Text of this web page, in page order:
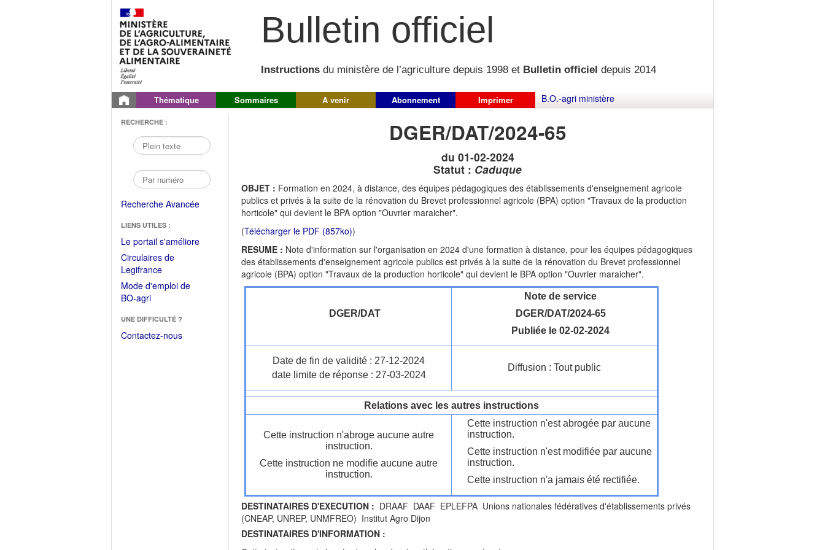
Bulletin officiel
Instructions du ministère de l’agriculture depuis 1998 et Bulletin officiel depuis 2014
Thématique Sommaires A venir Abonnement Imprimer B.O.-agri ministère
RECHERCHE :
Recherche Avancée
LIENS UTILES :
Le portail s'améliore(Fichier
Circulaires de
Legifrance(Ouvrir
dans
une
fenêtre)
Mode d'emploi de
BO-agri(Ouvrir
une
nouvelle
UNE DIFFICULTÉ ?
Contactez-nous
DGER/DAT/2024-65
du 01-02-2024
Statut : Caduque
OBJET : Formation en 2024, à distance, des équipes pédagogiques des établissements d'enseignement agricole
publics et privés à la suite de la rénovation du Brevet professionnel agricole (BPA) option "Travaux de la production
horticole" qui devient le BPA option "Ouvrier maraicher".
(Télécharger le PDF (857ko))
RESUME : Note d'information sur l'organisation en 2024 d'une formation à distance, pour les équipes pédagogiques
des établissements d'enseignement agricole publics est privés à la suite de la rénovation du Brevet professionnel
agricole (BPA) option "Travaux de la production horticole" qui devient le BPA option "Ouvrier maraicher".
DGER/DAT
Note de service
DGER/DAT/2024-65
Publiée le 02-02-2024
Date de fin de validité : 27-12-2024
date limite de réponse : 27-03-2024
Diffusion : Tout public
Relations avec les autres instructions
Cette instruction n'abroge aucune autre
instruction.
Cette instruction ne modifie aucune autre
instruction.
Cette instruction n'est abrogée par aucune
instruction.
Cette instruction n'est modifiée par aucune
instruction.
Cette instruction n'a jamais été rectifiée.
DESTINATAIRES D'EXECUTION : DRAAF DAAF EPLEFPA Unions nationales fédératives d'établissements privés
(CNEAP, UNREP, UNMFREO) Institut Agro Dijon
DESTINATAIRES D'INFORMATION :